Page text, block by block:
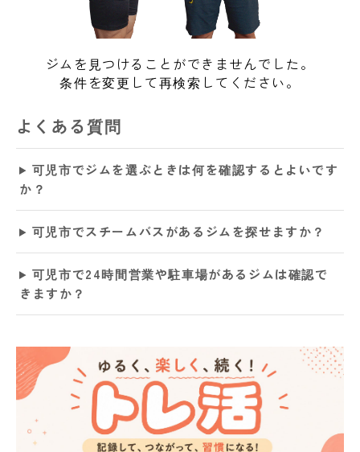
ジムを見つけることができませんでした。
条件を変更して再検索してください。
よくある質問
可児市でジムを選ぶときは何を確認するとよいです
か？
可児市でスチームバスがあるジムを探せますか？
可児市で24時間営業や駐車場があるジムは確認で
きますか？